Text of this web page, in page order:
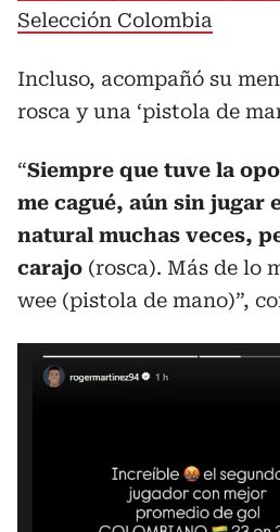
Selección Colombia
Incluso, acompañó su
rosca y una ‘pistola de
“Siempre que tuve la
me cagué, aún sin jugar
natural muchas veces,
carajo (rosca). Más de lo
wee (pistola de mano)”,